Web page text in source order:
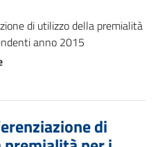
di utilizzo della premialità
anno 2015
di